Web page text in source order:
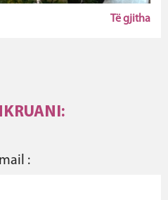
Të gjitha
: